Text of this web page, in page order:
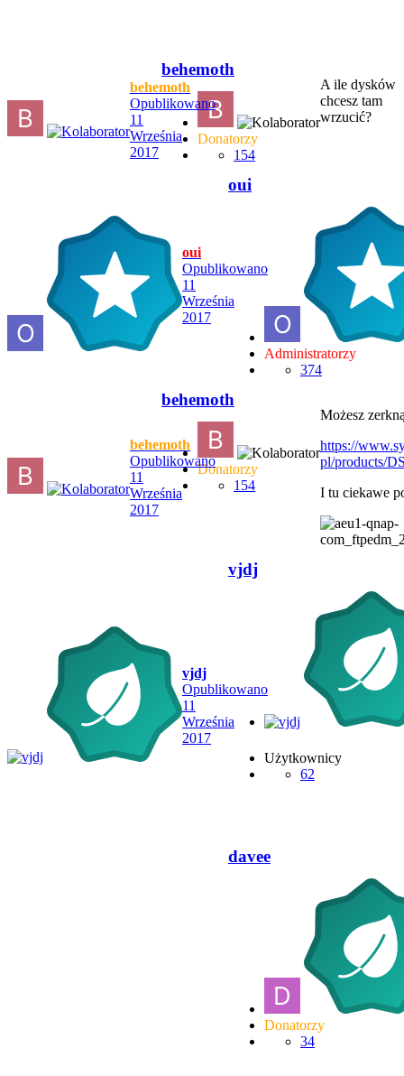
behemoth
Opublikowano
11
Września
2017
behemoth
Donatorzy
154
A ile dysków
chcesz tam
wrzucić?
oui
Opublikowano
11
Września
2017
oui
Administratorzy
374
behemoth
Opublikowano
11
Września
2017
behemoth
Donatorzy
154
Możesz
https://
pl/products/
I tu ciekawe
vjdj
Opublikowano
11
Września
2017
vjdj
Użytkownicy
62
davee
Donatorzy
34